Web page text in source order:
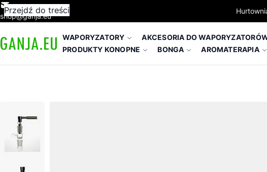
Przejdź do treści
shop@ganja.eu
WAPORYZATORY AKCESORIA DO
PRODUKTY KONOPNE
BONGA AROMATERAPIA